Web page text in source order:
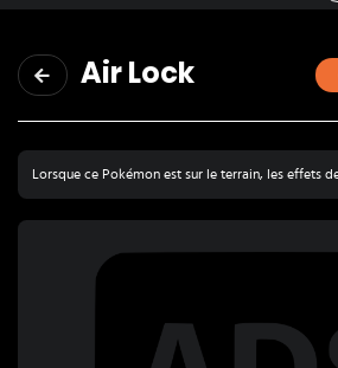
Air Lock
Lorsque ce Pokémon est sur le terrain, les effets